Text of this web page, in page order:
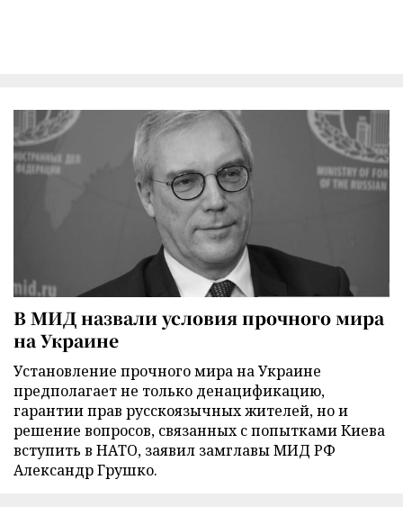
В МИД назвали условия прочного мира
на Украине
Установление прочного мира на Украине
предполагает не только денацификацию,
гарантии прав русскоязычных жителей, но и
решение вопросов, связанных с попытками Киева
вступить в НАТО, заявил замглавы МИД РФ
Александр Грушко.